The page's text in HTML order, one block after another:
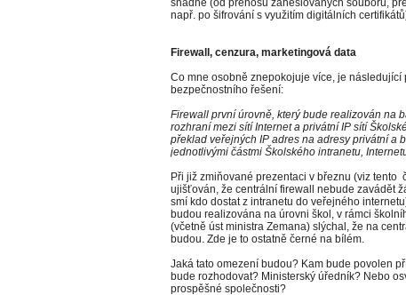
snadné (od přenosu zaheslovaných souborů,
např. po šifrování s využitím digitálních
Firewall, cenzura, marketingová data
Co mne osobně znepokojuje více, je následující
bezpečnostního řešení:
Firewall první úrovně, který bude realizován na
rozhraní mezi sítí Internet a privátní IP sítí
překlad veřejných IP adres na adresy privátní a
jednotlivými částmi Školského intranetu,
Při již zmiňované prezentaci v březnu (viz tento
ujišťován, že centrální firewall nebude zavádět
smí kdo dostat z intranetu do veřejného
budou realizována na úrovni škol, v rámci
(včetně úst ministra Zemana) slýchal, že na
budou. Zde je to ostatně černé na bílém.
Jaká tato omezení budou? Kam bude povolen
bude rozhodovat? Ministerský úředník? Nebo
prospěšné společnosti?